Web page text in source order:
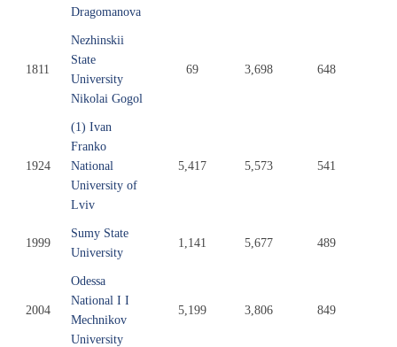
Dragomanova
1811
Nezhinskii
State
University
Nikolai Gogol
69 3,698 648
1924
(1) Ivan
Franko
National
University of
Lviv
5,417 5,573 541
1999
Sumy State
University
1,141 5,677 489
2004
Odessa
National I I
Mechnikov
University
5,199 3,806 849